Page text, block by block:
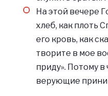
На этой вечере
хлеб, как плоть
его кровь, как
творите в мое
приду». Потому в
верующие